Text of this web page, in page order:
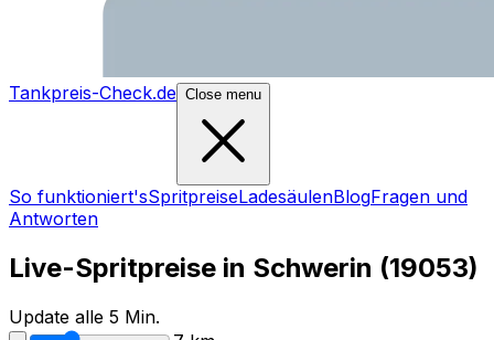
Tankpreis-Check.de Close menu
So funktioniert'sSpritpreiseLadesäulenBlogFragen und
Antworten
Live-Spritpreise in Schwerin (19053)
Update alle 5 Min.